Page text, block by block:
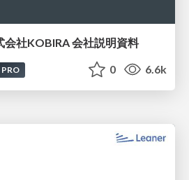
会社KOBIRA 会社説明資料
PRO 0 6.6k